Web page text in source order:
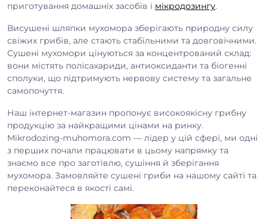
приготування домашніх засобів і мікродозингу.
Висушені шляпки мухомора зберігають природну силу
свіжих грибів, але стають стабільними та довговічними.
Сушені мухомори цінуються за концентрований склад:
вони містять полісахариди, антиоксиданти та біогенні
сполуки, що підтримують нервову систему та загальне
самопочуття.
Наш інтернет-магазин пропонує високоякісну грибну
продукцію за найкращими цінами на ринку.
Mikrodozing-muhomora.com — лідер у цій сфері, ми одні
з перших почали працювати в цьому напрямку та
знаємо все про заготівлю, сушіння й зберігання
мухомора. Замовляйте сушені гриби на нашому сайті та
переконайтеся в якості самі.